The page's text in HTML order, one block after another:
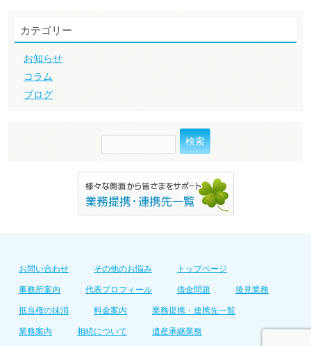
カテゴリー
お知らせ
コラム
ブログ
検
お問い合わせ その他のお悩み トップページ
事務所案内 代表プロフィール 借金問題 後見業務
抵当権の抹消 料金案内 業務提携・連携先一覧
業務案内 相続について 遺産承継業務